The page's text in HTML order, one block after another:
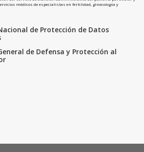
médicos de especialistas en fertilidad, ginecología y
de Protección de Datos
de Defensa y Protección al